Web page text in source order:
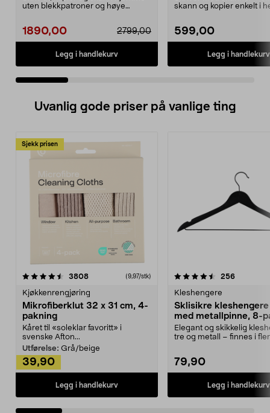
uten blekkpatroner og høye
1890,00 2799,00
Legg i handlekurv
skann og kopier enkelt i
599,00
Legg i handlekurv
Uvanlig gode priser på vanlige ting
Sjekk prisen
3808anmeldelser(9,97/stk)
Kjøkkenrengjøring
Mikrofiberklut 32 x 31 cm, 4-
pakning
Kåret til «soleklar favoritt» i
svenske Afton...
Utførelse: Grå/beige
39,90
Legg i handlekurv
4.5av 5 stjerner 256
Kleshengere
Sklisikre
med metallpinne, 8-
Elegant og skikkelig
tre og metall – finnes i
79,90
Legg i handlekurv
4.5av 5 stjerner